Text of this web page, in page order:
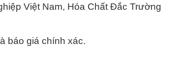
Việt Nam, Hóa Chất Đắc Trường
báo giá chính xác.